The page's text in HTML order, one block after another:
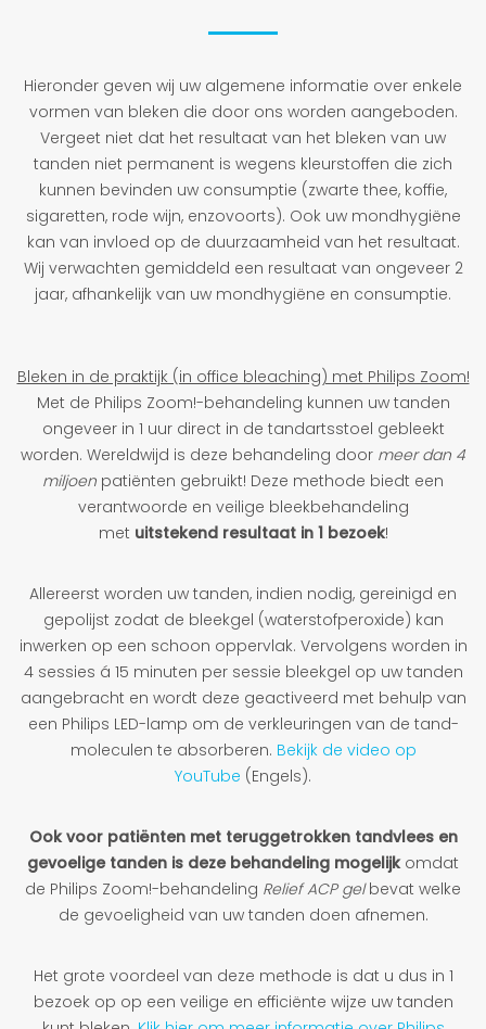
Hieronder geven wij uw algemene informatie over enkele
vormen van bleken die door ons worden aangeboden.
Vergeet niet dat het resultaat van het bleken van uw
tanden niet permanent is wegens kleurstoffen die zich
kunnen bevinden uw consumptie (zwarte thee, koffie,
sigaretten, rode wijn, enzovoorts). Ook uw mondhygiëne
kan van invloed op de duurzaamheid van het resultaat.
Wij verwachten gemiddeld een resultaat van ongeveer 2
jaar, afhankelijk van uw mondhygiëne en consumptie.
Bleken in de praktijk (in office bleaching) met Philips Zoom!
Met de Philips Zoom!-behandeling kunnen uw tanden
ongeveer in 1 uur direct in de tandartsstoel gebleekt
worden. Wereldwijd is deze behandeling door meer dan 4
miljoen patiënten gebruikt! Deze methode biedt een
verantwoorde en veilige bleekbehandeling
met uitstekend resultaat in 1 bezoek!
Allereerst worden uw tanden, indien nodig, gereinigd en
gepolijst zodat de bleekgel (waterstofperoxide) kan
inwerken op een schoon oppervlak. Vervolgens worden in
4 sessies á 15 minuten per sessie bleekgel op uw tanden
aangebracht en wordt deze geactiveerd met behulp van
een Philips LED-lamp om de verkleuringen van de tand-
moleculen te absorberen. Bekijk de video op
YouTube (Engels).
Ook voor patiënten met teruggetrokken tandvlees en
gevoelige tanden is deze behandeling mogelijk omdat
de Philips Zoom!-behandeling Relief ACP gelbevat welke
de gevoeligheid van uw tanden doen afnemen.
Het grote voordeel van deze methode is dat u dus in 1
bezoek op op een veilige en efficiënte wijze uw tanden